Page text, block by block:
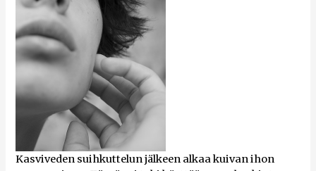
Kasviveden suihkuttelun jälkeen alkaa kuivan ihon